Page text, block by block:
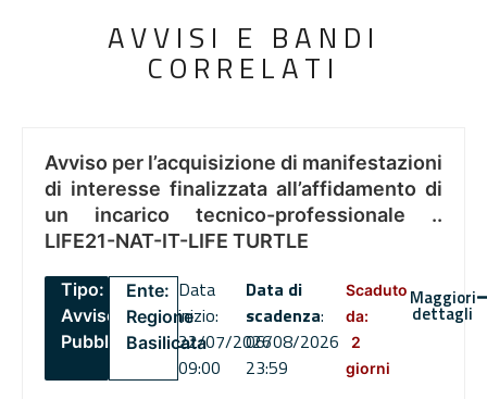
AVVISI E BANDI
CORRELATI
Avviso per l’acquisizione di manifestazioni
di interesse finalizzata all’affidamento di
un incarico tecnico-professionale ..
LIFE21-NAT-IT-LIFE TURTLE
Tipo:
Avviso
Pubblico
Ente:
Regione
Basilicata
Data
inizio:
22/07/2026
09:00
Data di
scadenza:
06/08/2026
23:59
Scaduto
da:
2
giorni
Maggiori
dettagli